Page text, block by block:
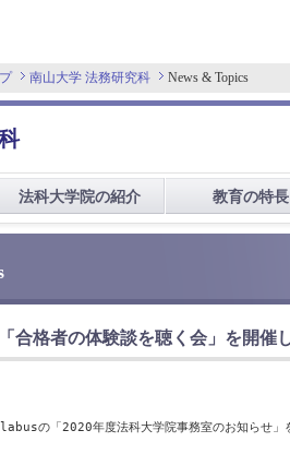
南山大学 法務研究科 News & Topics
法科大学院の紹介 教育の特長
合格者の体験談を聴く会」を開催
の「2020年度法科大学院事務室のお知らせ」